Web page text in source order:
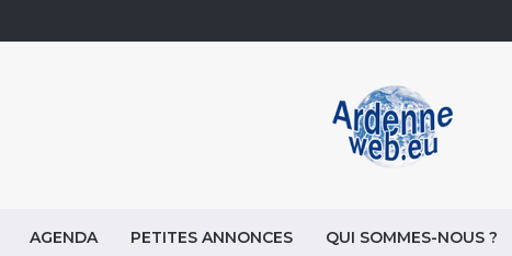
AGENDA PETITES ANNONCES QUI SOMMES-NOUS ?